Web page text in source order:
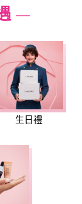
生日禮